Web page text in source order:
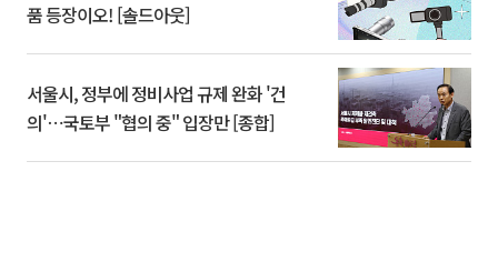
품 등장이오! [솔드아웃]
서울시, 정부에 정비사업 규제 완화 '건
의'⋯국토부 "협의 중" 입장만 [종합]